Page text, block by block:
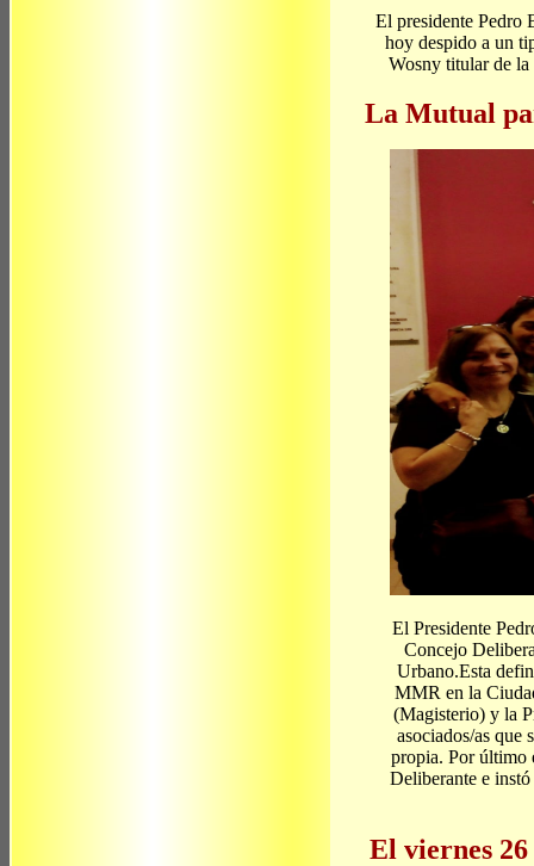
El presidente Pedro
hoy despido a un
Wosny titular de
La Mutual
El Presidente
Concejo
Urbano.Esta
MMR en la
(Magisterio) y la
asociados/as que
propia. Por último
Deliberante e
El viernes